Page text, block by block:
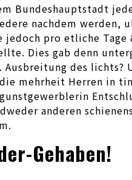
Bundeshauptstadt
nachdem werden,
pro etliche Tage
Dies gab denn
des lichts?
mehrheit Herren in
anderen
Gehaben!